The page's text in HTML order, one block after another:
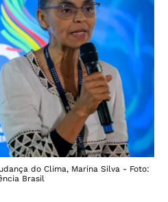
do Clima, Marina Silva - Foto:
Brasil